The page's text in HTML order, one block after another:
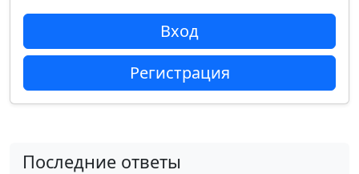
Вход
Регистрация
Последние ответы